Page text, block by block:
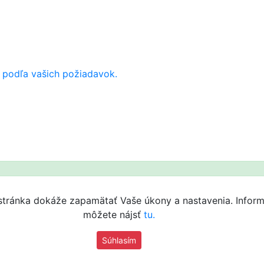
vašich požiadavok.
dokáže zapamätať Vaše úkony a nastavenia.
môžete nájsť tu.
Súhlasím